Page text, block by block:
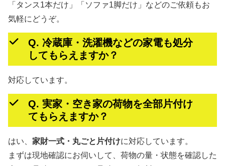
「タンス1本だけ」「ソファ1脚だけ」などのご依頼もお
気軽にどうぞ。
Q. 冷蔵庫・洗濯機などの家電も処分
してもらえますか？
対応しています。
Q. 実家・空き家の荷物を全部片付け
てもらえますか？
はい、 家財一式・丸ごと片付けに対応しています。
まずは現地確認にお伺いして、荷物の量・状態を確認した